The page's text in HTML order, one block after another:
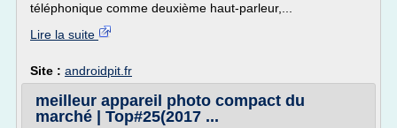
téléphonique comme deuxième haut-parleur,...
Lire la suite
Site : androidpit.fr
meilleur appareil photo compact du
marché | Top#25(2017 ...